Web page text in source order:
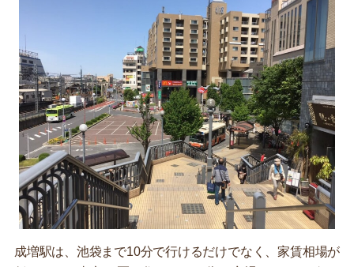
成増駅は、池袋まで10分で行けるだけでなく、家賃相場が